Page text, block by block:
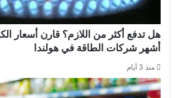
هل تدفع أكثر من اللازم؟ قارن أسعار
أشهر شركات الطاقة في هولندا
منذ 3 أيام